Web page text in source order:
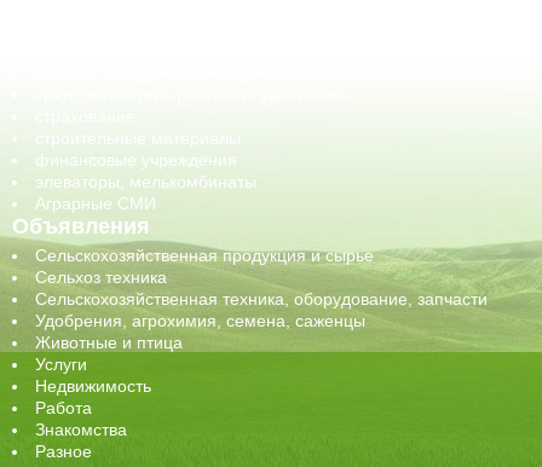
строительные материалы
финансовые учреждения
элеваторы, мелькомбинаты
Аграрные СМИ
Объявления
Сельскохозяйственная продукция и сырье
Сельхоз техника
Сельскохозяйственная техника, оборудование, запчасти
Удобрения, агрохимия, семена, саженцы
Животные и птица
Услуги
Недвижимость
Работа
Знакомства
Разное